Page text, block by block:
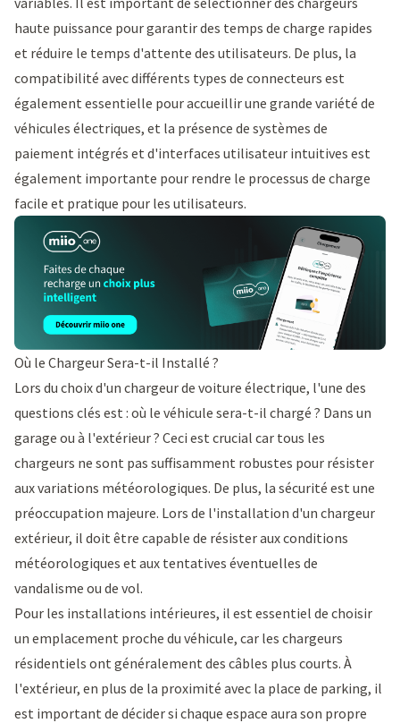
haute puissance pour garantir des temps de charge rapides
et réduire le temps d'attente des utilisateurs. De plus, la
compatibilité avec différents types de connecteurs est
également essentielle pour accueillir une grande variété de
véhicules électriques, et la présence de systèmes de
paiement intégrés et d'interfaces utilisateur intuitives est
également importante pour rendre le processus de charge
facile et pratique pour les utilisateurs.
Où le Chargeur Sera-t-il Installé ?
Lors du choix d'un chargeur de voiture électrique, l'une des
questions clés est : où le véhicule sera-t-il chargé ? Dans un
garage ou à l'extérieur ? Ceci est crucial car tous les
chargeurs ne sont pas suffisamment robustes pour résister
aux variations météorologiques. De plus, la sécurité est une
préoccupation majeure. Lors de l'installation d'un chargeur
extérieur, il doit être capable de résister aux conditions
météorologiques et aux tentatives éventuelles de
vandalisme ou de vol.
Pour les installations intérieures, il est essentiel de choisir
un emplacement proche du véhicule, car les chargeurs
résidentiels ont généralement des câbles plus courts. À
l'extérieur, en plus de la proximité avec la place de parking, il
est important de décider si chaque espace aura son propre